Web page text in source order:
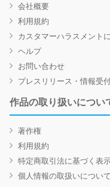
会社概要
利用規約
カスタマーハラスメント
ヘルプ
お問い合わせ
プレスリリース・情報受
作品の取り扱いについ
著作権
利用規約
特定商取引法に基づく表
個人情報の取扱いについて